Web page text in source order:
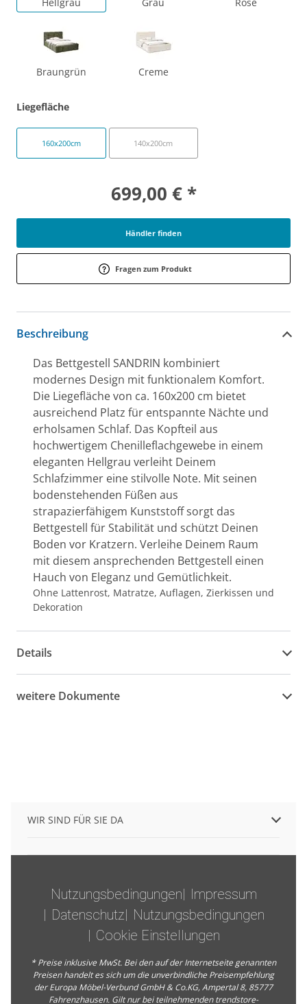
Braungrün Creme
Liegefläche
160x200cm 140x200cm
699,00 € *
Händler finden
Fragen zum Produkt
Beschreibung
Das Bettgestell SANDRIN kombiniert
modernes Design mit funktionalem Komfort.
Die Liegefläche von ca. 160x200 cm bietet
ausreichend Platz für entspannte Nächte und
erholsamen Schlaf. Das Kopfteil aus
hochwertigem Chenilleflachgewebe in einem
eleganten Hellgrau verleiht Deinem
Schlafzimmer eine stilvolle Note. Mit seinen
bodenstehenden Füßen aus
strapazierfähigem Kunststoff sorgt das
Bettgestell für Stabilität und schützt Deinen
Boden vor Kratzern. Verleihe Deinem Raum
mit diesem ansprechenden Bettgestell einen
Hauch von Eleganz und Gemütlichkeit.
Ohne Lattenrost, Matratze, Auflagen, Zierkissen und
Dekoration
Details
weitere Dokumente
WIR SIND FÜR SIE DA
Nutzungsbedingungen
Impressum
Datenschutz
Nutzungsbedingungen
Cookie Einstellungen
* Preise inklusive MwSt. Bei den auf der Internetseite genannten
Preisen handelt es sich um die unverbindliche Preisempfehlung
der Europa Möbel-Verbund GmbH & Co.KG, Ampertal 8, 85777
Fahrenzhausen. Gilt nur bei teilnehmenden trendstore-